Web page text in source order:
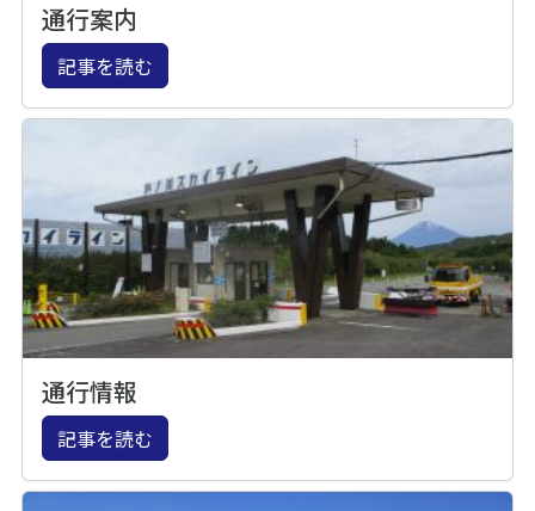
通行案内
記事を読む
通行情報
記事を読む